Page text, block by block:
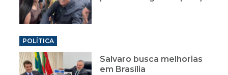
POLÍTICA
Salvaro busca melhorias
em Brasília